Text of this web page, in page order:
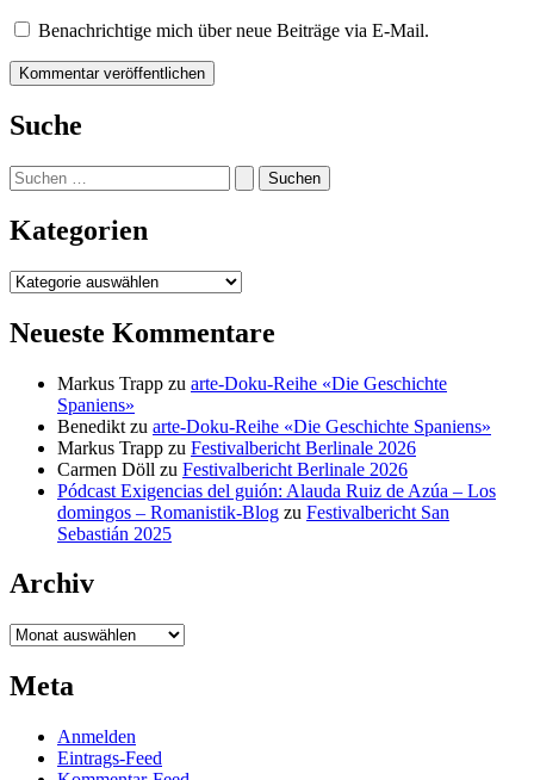
Benachrichtige mich über neue Beiträge via E-Mail.
Suche
Suchen
nach:
Kategorien
Kategorien
Neueste Kommentare
Markus Trapp zu arte-Doku-Reihe «Die Geschichte
Spaniens»
Benedikt zu arte-Doku-Reihe «Die Geschichte Spaniens»
Markus Trapp zu Festivalbericht Berlinale 2026
Carmen Döll zu Festivalbericht Berlinale 2026
Pódcast Exigencias del guión: Alauda Ruiz de Azúa – Los
domingos – Romanistik-Blog zu Festivalbericht San
Sebastián 2025
Archiv
Archiv
Meta
Anmelden
Eintrags-Feed